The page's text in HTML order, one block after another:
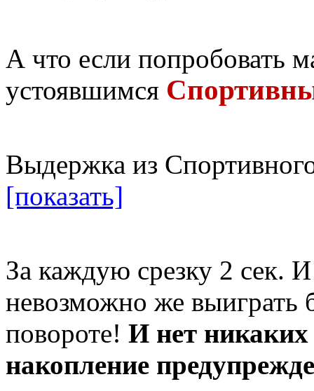
А что если попробовать
устоявшимся
Выдержка из
[показать]
За каждую срезку 2 сек.
невозможно же выиграть
повороте! И нет
накопление